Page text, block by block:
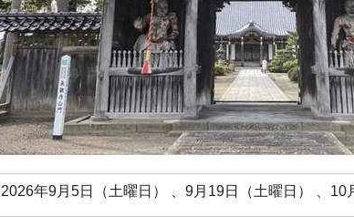
2026年9月5日（土曜日） 、9月19日（土曜日） 、10